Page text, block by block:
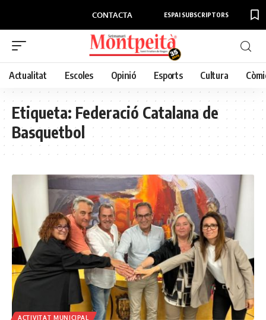
CONTACTA ESPAI SUBSCRIPTORS
Actualitat Escoles Opinió Esports Cultura
Etiqueta:Federació Catalana de
Basquetbol
ACTIVITAT MUNICIPAL